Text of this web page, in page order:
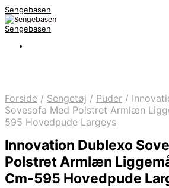
Sengebasen
Sengebasen
Forside / Sengetøj / Puder /
Sovesofa Med Polstret Armlæn
595 Hovedpude Largeys
Innovation Dublexo
Polstret Armlæn
Cm-595 Hovedpude